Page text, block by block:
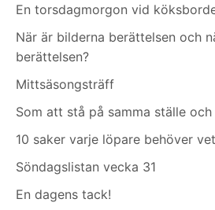
En torsdagmorgon vid
När är bilderna berättelsen och
berättelsen?
Mittsäsongsträff
Som att stå på samma ställe
10 saker varje löpare behöver
Söndagslistan vecka 31
En dagens tack!